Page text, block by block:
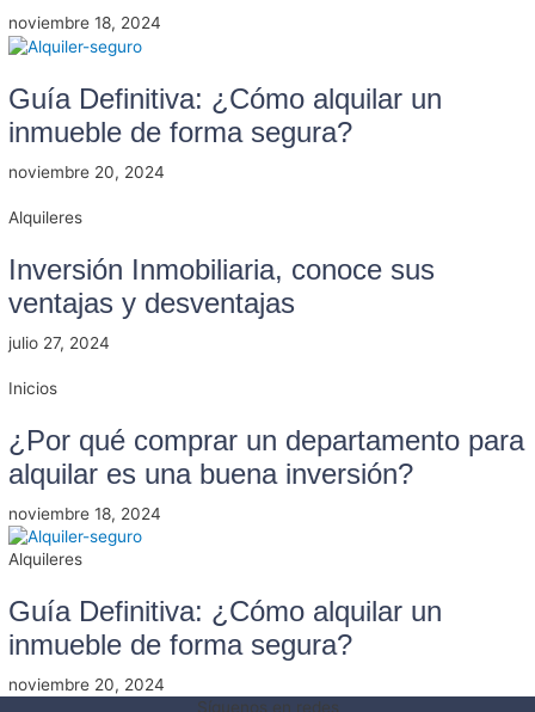
noviembre 18, 2024
Guía Definitiva: ¿Cómo alquilar un
inmueble de forma segura?
noviembre 20, 2024
Alquileres
Inversión Inmobiliaria, conoce sus
ventajas y desventajas
julio 27, 2024
Inicios
¿Por qué comprar un departamento para
alquilar es una buena inversión?
noviembre 18, 2024
Alquileres
Guía Definitiva: ¿Cómo alquilar un
inmueble de forma segura?
noviembre 20, 2024
Síguenos en redes